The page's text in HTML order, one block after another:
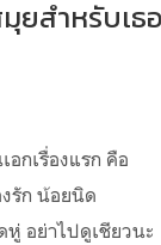
ยสำหรับเธอ
อกเรื่องแรก คือ
งรัก น้อยนิด
หู่ อย่าไปดูเชียวนะ